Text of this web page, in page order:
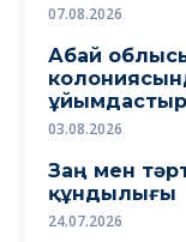
07.08.2026
Абай
03.08.2026
Заң мен
құндылығы
24.07.2026